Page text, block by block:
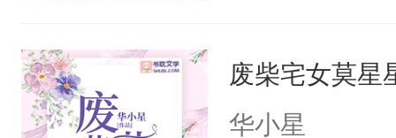
义，他决定参
凌，帮助女主
废柴宅女莫星
华小星